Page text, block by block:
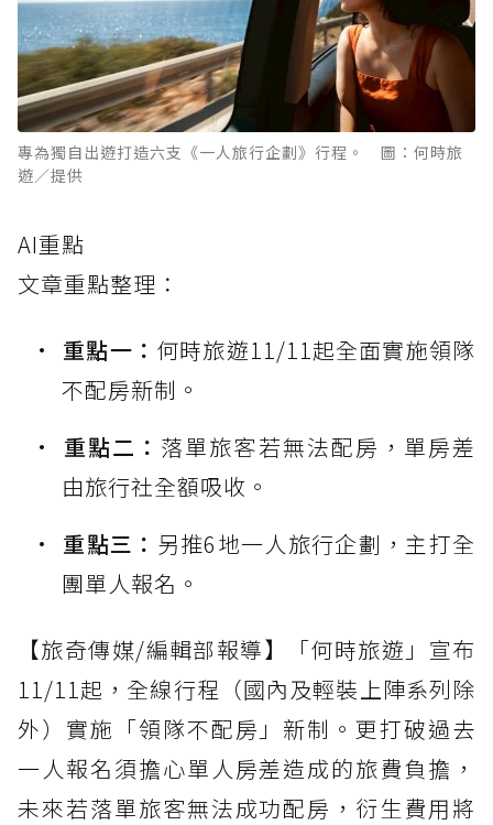
專為獨自出遊打造六支《一人旅行企劃》行程。 圖：何時旅
遊／提供
AI重點
文章重點整理：
重點一： 何時旅遊11/11起全面實施領隊
不配房新制。
重點二： 落單旅客若無法配房，單房差
由旅行社全額吸收。
重點三： 另推6地一人旅行企劃，主打全
團單人報名。
【旅奇傳媒/編輯部報導】「何時旅遊」宣布
11/11起，全線行程（國內及輕裝上陣系列除
外）實施「領隊不配房」新制。更打破過去
一人報名須擔心單人房差造成的旅費負擔，
未來若落單旅客無法成功配房，衍生費用將